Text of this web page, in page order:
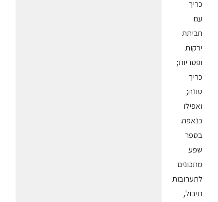
כריך
עם
חביתת
ירקות
ופטריות;
כריך
טונה;
ואפילו
כנאפה.
בספר
שפע
מתכונים
לתערובות
תיבול,